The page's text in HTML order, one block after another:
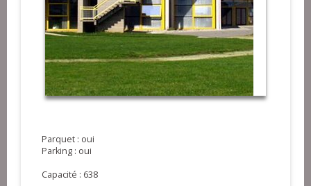
Parquet : oui
Parking : oui
Capacité : 638